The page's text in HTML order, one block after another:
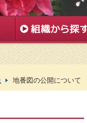
地番図の公開について